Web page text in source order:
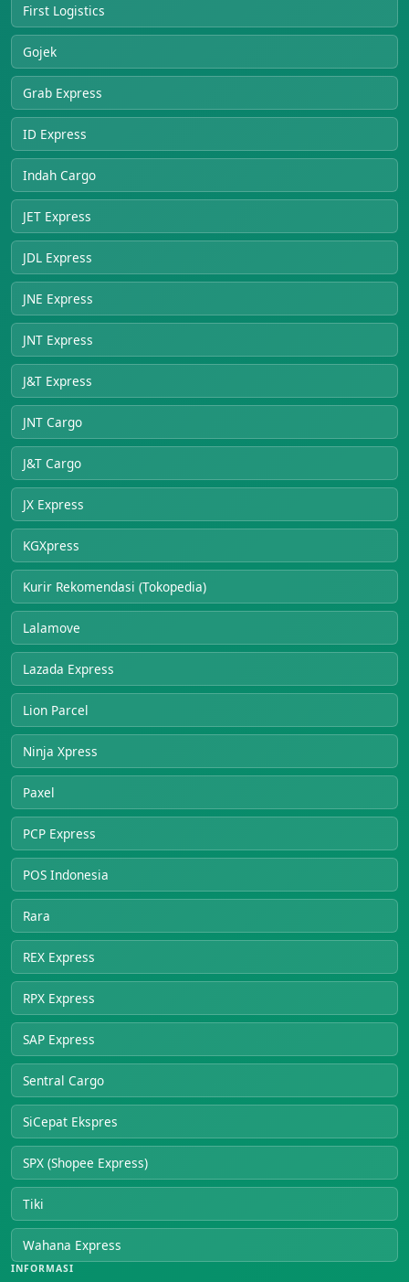
First Logistics
Gojek
Grab Express
ID Express
Indah Cargo
JET Express
JDL Express
JNE Express
JNT Express
J&T Express
JNT Cargo
J&T Cargo
JX Express
KGXpress
Kurir Rekomendasi (Tokopedia)
Lalamove
Lazada Express
Lion Parcel
Ninja Xpress
Paxel
PCP Express
POS Indonesia
Rara
REX Express
RPX Express
SAP Express
Sentral Cargo
SiCepat Ekspres
SPX (Shopee Express)
Tiki
Wahana Express
INFORMASI